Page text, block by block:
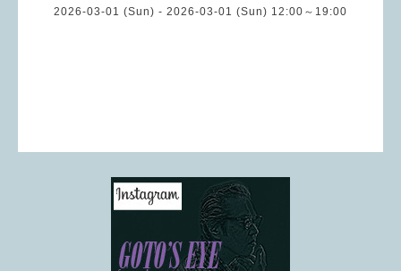
2026-03-01 (Sun) - 2026-03-01 (Sun) 12:00～19:00